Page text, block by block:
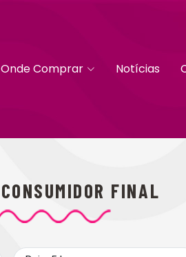
Onde Comprar Notícias
FINAL